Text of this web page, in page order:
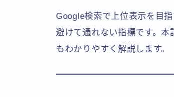
Google検索で上位表示を目
避けて通れない指標です。
もわかりやすく解説します。